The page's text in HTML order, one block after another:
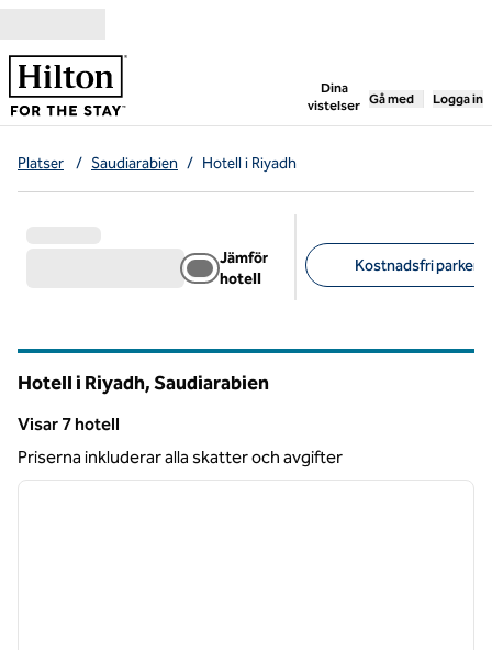
Dina
vistelser
,öppnar ny flik
Gå med Logga in
Platser / Saudiarabien / Hotell i Riyadh
Jämför
hotell
Kostnadsfri
Hotell i Riyadh, Saudiarabien
Visar 7 hotell
Visar 7 hotell
Priserna inkluderar alla skatter och avgifter
1 av 12
nästa